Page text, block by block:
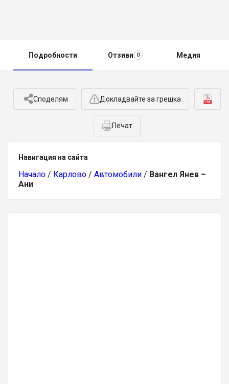
Подробности Отзиви 0 Медия
Споделям Докладвайте за грешка
Печат
Навигация на сайта
Начало / Карлово / Автомобили / Вангел Янев –
Ани